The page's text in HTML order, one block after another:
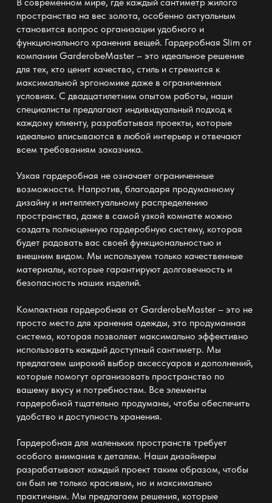
пространства на вес золота, особенно актуальным
становится вопрос организации удобного и
функционального хранения вещей. Гардеробная Slimот
компании GarderobeMaster– это идеальное решение
для тех, кто ценит качество, стиль и стремится к
максимальной эргономике даже в ограниченных
условиях. С двадцатилетним опытом работы, наши
специалисты предлагают индивидуальный подход к
каждому клиенту, разрабатывая проекты, которые
идеально вписываются в любой интерьер и отвечают
всем требованиям заказчика.
Узкая гардеробная не означает ограниченные
возможности. Напротив, благодаря продуманному
дизайну и интеллектуальному распределению
пространства, даже в самой узкой комнате можно
создать полноценную гардеробную систему, которая
будет радовать вас своей функциональностью и
внешним видом. Мы используем только качественные
материалы, которые гарантируют долговечность и
безопасность наших изделий.
Компактная гардеробная от GarderobeMaster– это не
просто место для хранения одежды, это продуманная
система, которая позволяет максимально эффективно
использовать каждый доступный сантиметр. Мы
предлагаем широкий выбор аксессуаров и дополнений,
которые помогут организовать пространство по
вашему вкусу и потребностям. Все элементы
гардеробной тщательно продуманы, чтобы обеспечить
удобство и доступность хранения.
Гардеробная для маленьких пространств требует
особого внимания к деталям. Наши дизайнеры
разрабатывают каждый проект таким образом, чтобы
он был не только красивым, но и максимально
практичным. Мы предлагаем решения, которые